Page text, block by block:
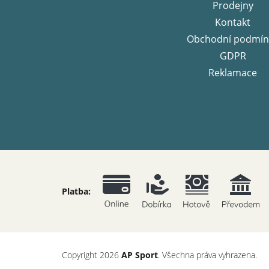
Prodejny
Kontakt
Obchodní
GDPR
Reklamace
Platba:
Copyright 2026 AP Sport. Všechna práva vyhrazena.